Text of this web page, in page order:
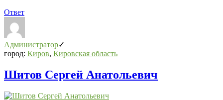
Ответ
Администратор
город: Киров, Кировская область
Шитов Сергей Анатольевич